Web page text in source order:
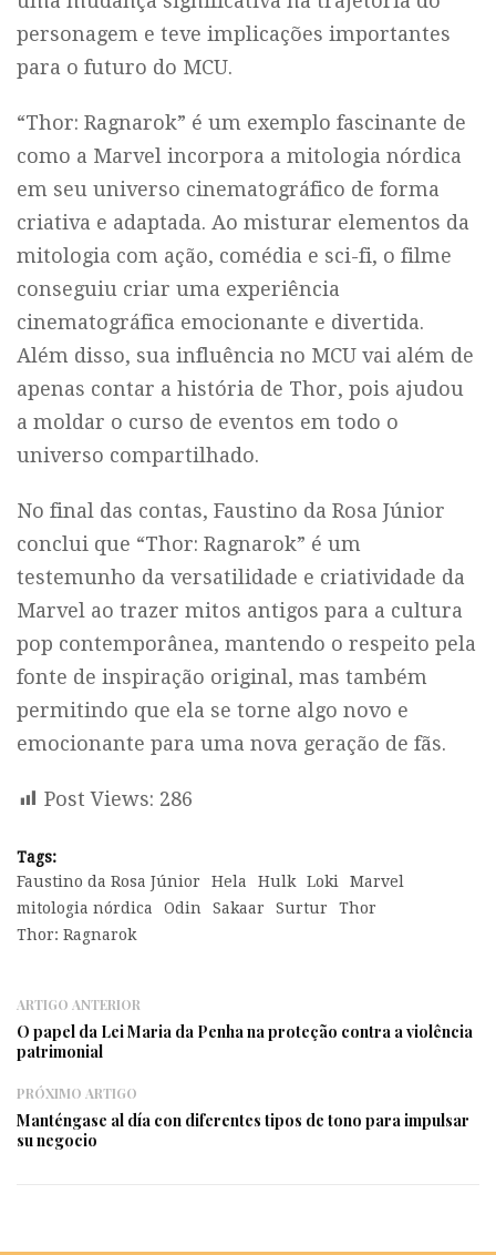
personagem e teve implicações importantes
para o futuro do MCU.
“Thor: Ragnarok” é um exemplo fascinante de
como a Marvel incorpora a mitologia nórdica
em seu universo cinematográfico de forma
criativa e adaptada. Ao misturar elementos da
mitologia com ação, comédia e sci-fi, o filme
conseguiu criar uma experiência
cinematográfica emocionante e divertida.
Além disso, sua influência no MCU vai além de
apenas contar a história de Thor, pois ajudou
a moldar o curso de eventos em todo o
universo compartilhado.
No final das contas, Faustino da Rosa Júnior
conclui que “Thor: Ragnarok” é um
testemunho da versatilidade e criatividade da
Marvel ao trazer mitos antigos para a cultura
pop contemporânea, mantendo o respeito pela
fonte de inspiração original, mas também
permitindo que ela se torne algo novo e
emocionante para uma nova geração de fãs.
Post Views: 286
Tags:
Faustino da Rosa Júnior
Hela Hulk Loki
Marvel
mitologia nórdica
Odin Sakaar Surtur
Thor
Thor: Ragnarok
ARTIGO ANTERIOR
O papel da Lei Maria da Penha na proteção contra a violência
patrimonial
PRÓXIMO ARTIGO
Manténgase al día con diferentes tipos de tono para impulsar
su negocio